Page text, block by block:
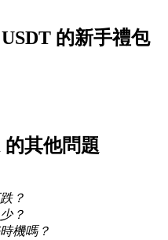
的新手禮包
其他問題
？
？
機嗎？